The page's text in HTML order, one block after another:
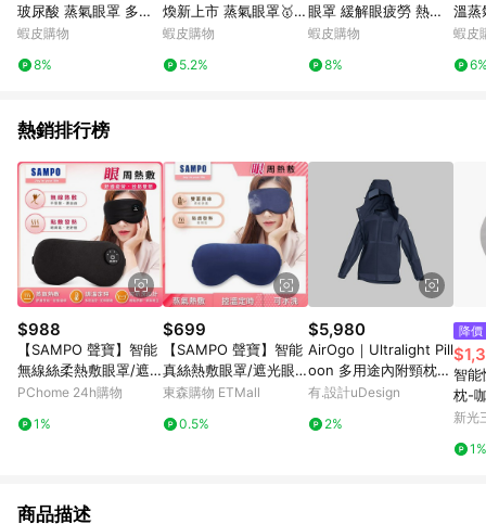
玻尿酸 蒸氣眼罩 多種
草本 一次性緩解眼疲勞
蝦皮購物
8%
煥新上市 蒸氣眼罩🥇舒
緩放鬆 居家按摩 熱敷
罩 舒眠眼罩 眼罩 溫熱
蝦皮購物
5.2%
眼罩 緩解眼疲勞 熱敷
睡眠 枸杞 百合 菊花決
蝦皮購物
8%
溫蒸
勞熱
耳掛
蝦皮
熱銷排行榜
$988
【SAMPO 聲寶】智能
無線絲柔熱敷眼罩/遮
光眼罩/蒸氣眼罩 HQ-Z
PChome 24h購物
1%
$699
【SAMPO 聲寶】智能
真絲熱敷眼罩/遮光眼
罩/蒸氣眼罩(HQ-Z22Y
東森購物 ETMall
0.5%
$5,980
AirOgo｜Ultralight Pill
oon 多用途內附頸枕旅
有.設計uDesign
2%
降價
智能
枕-
新光
1%
商品描述